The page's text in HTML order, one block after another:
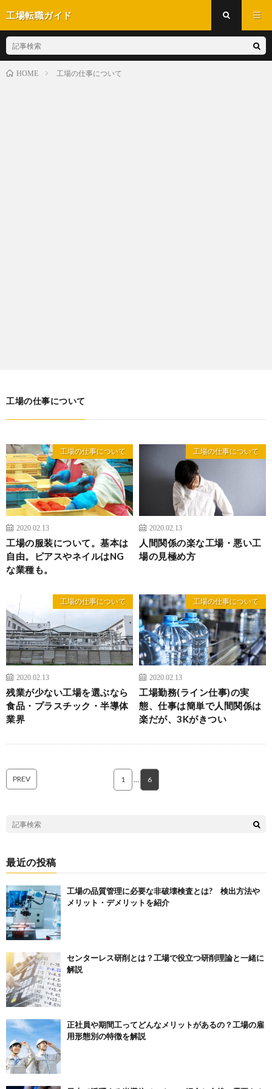
工場転職ガイド
HOME 工場の仕事について
工場の仕事について
工場の仕事について
2020.02.13
工場の服装について。基本は
自由。ピアスやネイルはNG
な業種も。
工場の仕事について
2020.02.13
人間関係の楽な工場・悪い工
場の見極め方
工場の仕事について
2020.02.13
残業が少ない工場を選ぶなら
食品・プラスチック・半導体
業界
工場の仕事について
2020.02.13
工場勤務(ライン仕事)の実
態、仕事は簡単で人間関係は
楽だが、3Kがきつい
PREV 1 … 6
最近の投稿
工場の品質管理に必要な非破壊検査とは? 検出方法や
メリット・デメリットを紹介
センターレス研削とは？工場で役立つ研削理論と一緒に
解説
正社員や期間工ってどんなメリットがあるの？工場の雇
用形態別の特徴を解説